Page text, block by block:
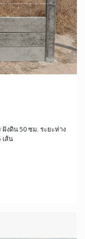
ฝังดิน 50 ซม. ระยะห่าง
เส้น